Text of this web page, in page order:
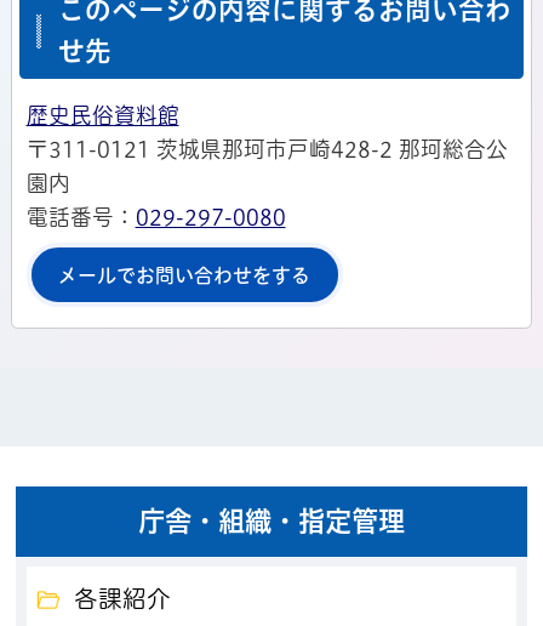
このページの内容に関するお問い合わ
せ先
歴史民俗資料館
〒311-0121 茨城県那珂市戸崎428-2 那珂総合公
園内
電話番号： 029-297-0080
メールでお問い合わせをする
庁舎・組織・指定管理
各課紹介